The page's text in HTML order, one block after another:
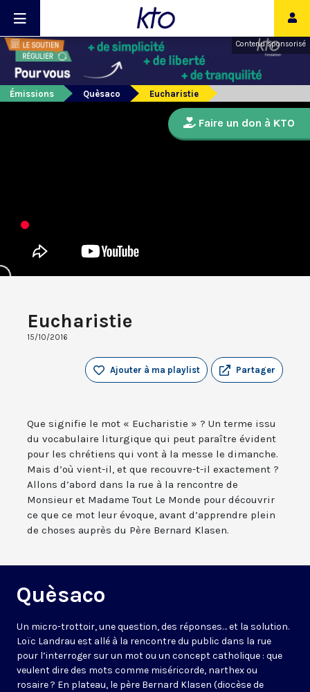
Contenu sponsorisé
Émissions Quèsaco Eucharistie
Eucharistie
15/10/2016
Partager
Ajouter à ma playlist
Que signifie le mot « Eucharistie » ? Un terme issu
du vocabulaire liturgique qui peut paraître évident
pour les chrétiens qui vont à la messe le dimanche.
Mais d’où vient-il, et que recouvre-t-il exactement ?
Allons d’abord dans la rue à la rencontre de
Monsieur et Madame Tout Le Monde pour découvrir
ce que ce mot leur évoque, avant d’apprendre plein
de choses auprès du Père Bernard Klasen.
Quèsaco
Un micro-trottoir, une question, des réponses… et la solution.
Loïc Landrau est allé à la rencontre du public dans la rue
pour l’interroger sur un mot ou un concept catholique : que
veulent dire des mots comme miséricorde, narthex ou
rosaire ? En plateau, le père Bernard Klasen (diocèse de
Faire un don à KTO